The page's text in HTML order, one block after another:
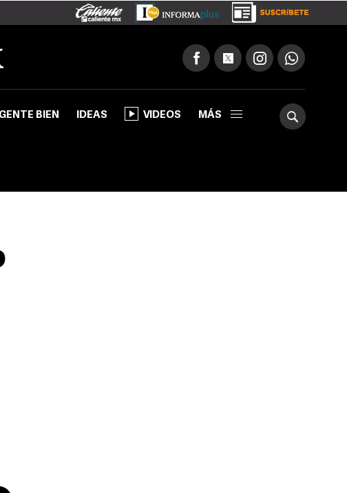
GENTE BIEN IDEAS VIDEOS MÁS